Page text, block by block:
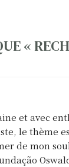
«
et avec
le thème
de mon